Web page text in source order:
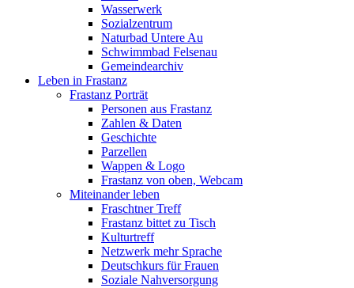
Wasserwerk
Sozialzentrum
Naturbad Untere Au
Schwimmbad Felsenau
Gemeindearchiv
Leben in Frastanz
Frastanz Porträt
Personen aus Frastanz
Zahlen & Daten
Geschichte
Parzellen
Wappen & Logo
Frastanz von oben, Webcam
Miteinander leben
Fraschtner Treff
Frastanz bittet zu Tisch
Kulturtreff
Netzwerk mehr Sprache
Deutschkurs für Frauen
Soziale Nahversorgung